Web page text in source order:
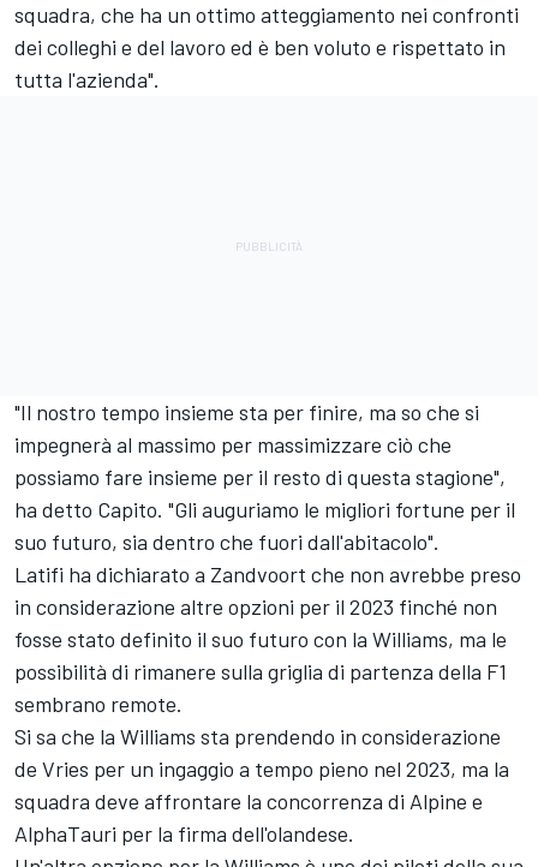
squadra, che ha un ottimo atteggiamento nei confronti
dei colleghi e del lavoro ed è ben voluto e rispettato in
tutta l'azienda".
"Il nostro tempo insieme sta per finire, ma so che si
impegnerà al massimo per massimizzare ciò che
possiamo fare insieme per il resto di questa stagione",
ha detto Capito. "Gli auguriamo le migliori fortune per il
suo futuro, sia dentro che fuori dall'abitacolo".
Latifi ha dichiarato a Zandvoort che non avrebbe preso
in considerazione altre opzioni per il 2023 finché non
fosse stato definito il suo futuro con la Williams, ma le
possibilità di rimanere sulla griglia di partenza della F1
sembrano remote.
Si sa che la Williams sta prendendo in considerazione
de Vries per un ingaggio a tempo pieno nel 2023, ma la
squadra deve affrontare la concorrenza di Alpine e
AlphaTauri per la firma dell'olandese.